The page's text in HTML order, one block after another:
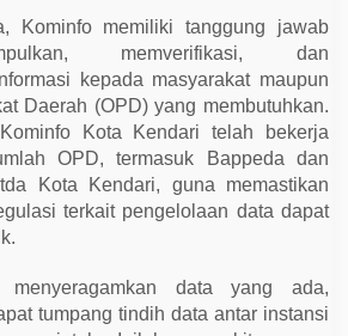
r
a
s
i
Kominfo memiliki tanggung jawab
memverifikasi, dan
kepada masyarakat maupun
Daerah (OPD) yang membutuhkan.
Kota Kendari telah bekerja
OPD, termasuk Bappeda dan
Kota Kendari, guna memastikan
terkait pengelolaan data dapat
menyeragamkan data yang ada,
tumpang tindih data antar instansi